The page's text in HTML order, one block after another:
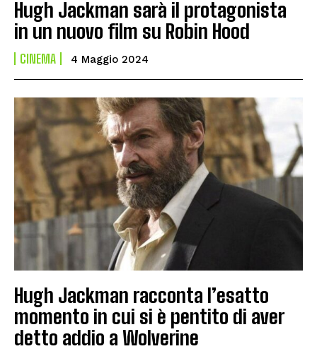
Hugh Jackman sarà il protagonista
in un nuovo film su Robin Hood
CINEMA 4 Maggio 2024
Hugh Jackman racconta l’esatto
momento in cui si è pentito di aver
detto addio a Wolverine